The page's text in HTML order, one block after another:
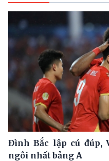
Đình Bắc lập cú đúp,
ngôi nhất bảng A